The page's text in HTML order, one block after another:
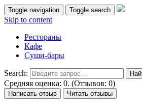
Toggle navigation Toggle search
Skip to content
Рестораны
Кафе
Суши-бары
Search:
Средняя оценка: 0. (Отзывов: 0)
Написать отзыв Читать отзывы